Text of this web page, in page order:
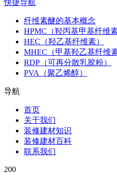
快捷导航
纤维素醚的基本概念
HPMC（羟丙基甲基纤维素
HEC（羟乙基纤维素）
MHEC（甲基羟乙基纤维素
RDP（可再分散乳胶粉）
PVA（聚乙烯醇）
导航
首页
关于我们
装修建材知识
装修建材百科
联系我们
200